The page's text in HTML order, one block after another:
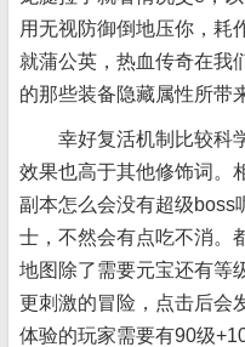
用无视防御倒地压你，耗
就蒲公英，热血传奇在我
的那些装备隐藏属性所带
幸好复活机制比较科学
效果也高于其他修饰词。
副本怎么会没有超级boss
士，不然会有点吃不消。
地图除了需要元宝还有等
更刺激的冒险，点击后会
体验的玩家需要有90级